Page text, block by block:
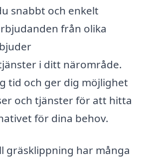
snabbt och enkelt
från olika
i ditt närområde.
tid och ger dig möjlighet
och tjänster för att hitta
för dina behov.
gräsklippning har många